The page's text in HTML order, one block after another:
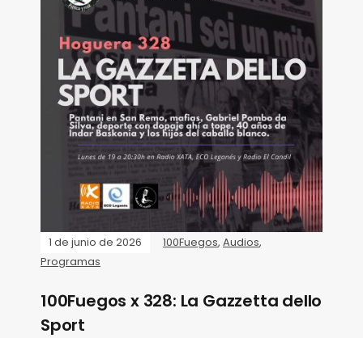
1 de junio de 2026 100Fuegos, Audios,
Programas
100Fuegos x 328: La Gazzetta dello
Sport